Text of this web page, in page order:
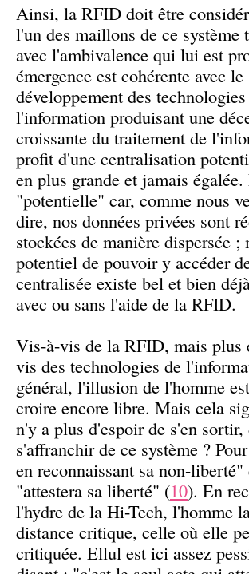
Ainsi, la RFID doit être
l'un des maillons de ce système
avec l'ambivalence qui lui est
émergence est cohérente avec le
développement des
l'information produisant une
croissante du traitement de
profit d'une centralisation
en plus grande et jamais
"potentielle" car, comme nous
dire, nos données privées sont
stockées de manière dispersée ;
potentiel de pouvoir y accéder
centralisée existe bel et bien
avec ou sans l'aide de la RFID.
Vis-à-vis de la RFID, mais plus
vis des technologies de
général, l'illusion de l'homme
croire encore libre. Mais cela
n'y a plus d'espoir de s'en sortir,
s'affranchir de ce système ?
en reconnaissant sa non-
"attestera sa liberté" (10). En
l'hydre de la Hi-Tech, l'homme
distance critique, celle où elle
critiquée. Ellul est ici assez